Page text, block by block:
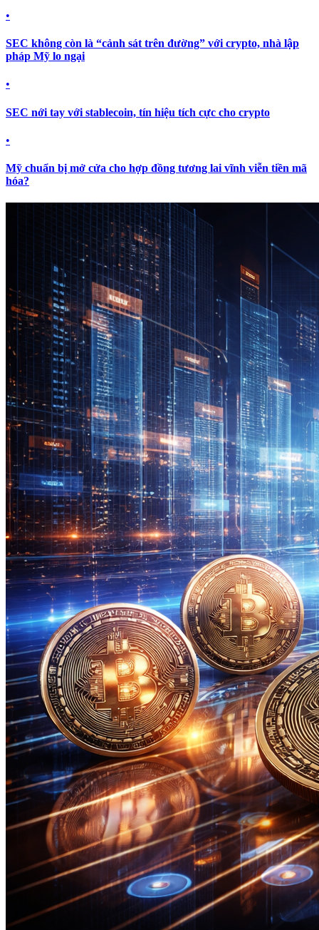
•
SEC không còn là “cảnh sát trên đường” với crypto, nhà lập
pháp Mỹ lo ngại
•
SEC nới tay với stablecoin, tín hiệu tích cực cho crypto
•
Mỹ chuẩn bị mở cửa cho hợp đồng tương lai vĩnh viễn tiền mã
hóa?